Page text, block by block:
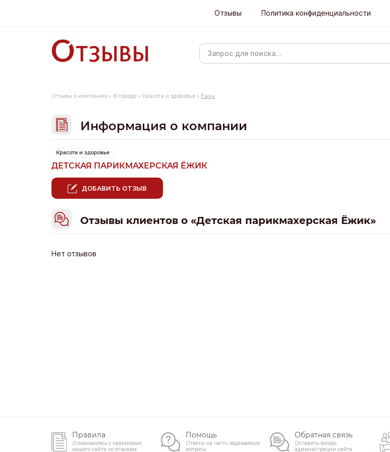
Отзывы Политика конфиденциальности
Отзывы о компаниях » В городе » Красота и здоровье » Ёжик
Информация о компании
Красота и здоровье
ДЕТСКАЯ ПАРИКМАХЕРСКАЯ ЁЖИК
ДОБАВИТЬ ОТЗЫВ
Отзывы клиентов о «Детская парикмахерская Ёжик»
Нет отзывов
Правила
Ознакомьтесь с правилами
нашего сайта по отзывам
Помощь
Ответы на часто задаваемые
вопросы
Обратная связь
Оставить вопрос
администрации сайта